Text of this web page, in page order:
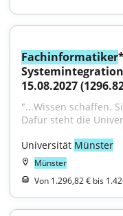
Fachinformatiker
15.08.2027
"...Wissen schaffen.
Dafür steht die
Universität Münster
Münster
Von 1.296,82 € bis